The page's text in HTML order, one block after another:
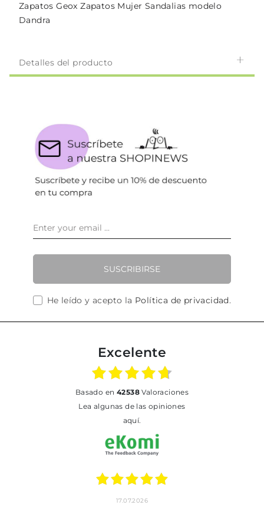
Zapatos Geox Zapatos Mujer Sandalias modelo
Dandra
Detalles del producto
SUSCRIBIRSE
He leído y acepto la Política de privacidad.
Excelente
basado en 42538Valoraciones
Lea algunas de las opiniones
aquí.
17.07.2026